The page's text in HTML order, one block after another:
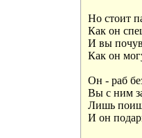
Но стоит
Как он
И вы
Как он
Он - раб
Вы с ним
Лишь
И он